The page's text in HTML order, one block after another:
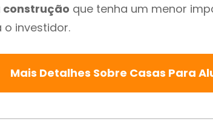
construção que tenha um menor
o investidor.
Mais Detalhes Sobre Casas Para